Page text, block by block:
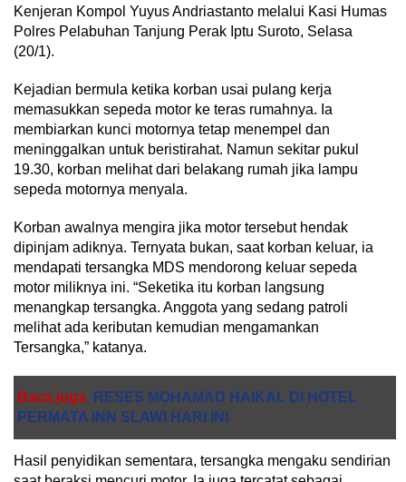
Kenjeran Kompol Yuyus Andriastanto melalui Kasi Humas
Polres Pelabuhan Tanjung Perak Iptu Suroto, Selasa
(20/1).
Kejadian bermula ketika korban usai pulang kerja
memasukkan sepeda motor ke teras rumahnya. Ia
membiarkan kunci motornya tetap menempel dan
meninggalkan untuk beristirahat. Namun sekitar pukul
19.30, korban melihat dari belakang rumah jika lampu
sepeda motornya menyala.
Korban awalnya mengira jika motor tersebut hendak
dipinjam adiknya. Ternyata bukan, saat korban keluar, ia
mendapati tersangka MDS mendorong keluar sepeda
motor miliknya ini. “Seketika itu korban langsung
menangkap tersangka. Anggota yang sedang patroli
melihat ada keributan kemudian mengamankan
Tersangka,” katanya.
Baca juga
RESES MOHAMAD HAIKAL DI HOTEL
PERMATA INN SLAWI HARI INI
Hasil penyidikan sementara, tersangka mengaku sendirian